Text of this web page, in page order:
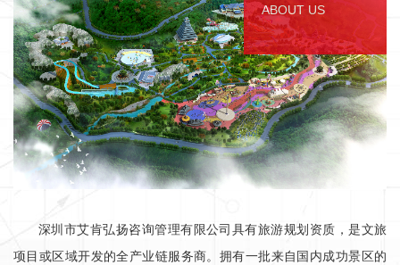
ABOUT US
深圳市艾肯弘扬咨询管理有限公司具有旅游规划资质，是文旅
项目或区域开发的全产业链服务商。拥有一批来自国内成功景区的